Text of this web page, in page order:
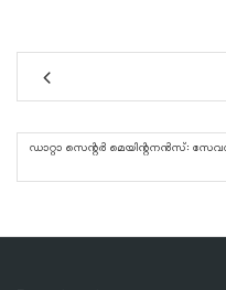
ഡാറ്റാ സെന്റർ മെയിന്റനൻസ്: